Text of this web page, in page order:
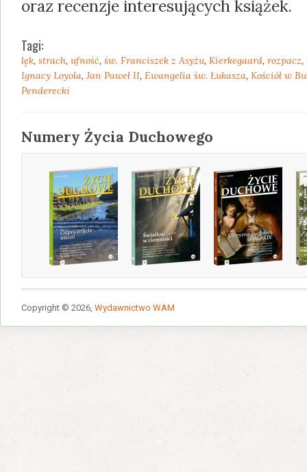
oraz recenzje interesujących książek.
Tagi:
lęk, strach, ufność, św. Franciszek z Asyżu, Kierkegaard, rozpacz,
Ignacy Loyola, Jan Paweł II, Ewangelia św. Łukasza, Kościół w
Penderecki
Numery Życia Duchowego
Copyright © 2026, Wydawnictwo WAM